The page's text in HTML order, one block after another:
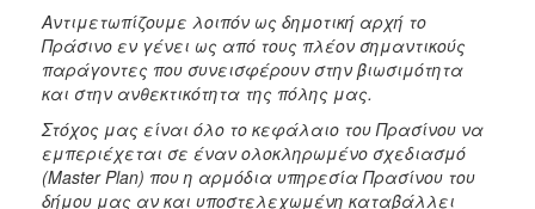
Αντιμετωπίζουμε λοιπόν ως δημοτική αρχή το
Πράσινο εν γένει ως από τους πλέον σημαντικούς
παράγοντες που συνεισφέρουν στην βιωσιμότητα
και στην ανθεκτικότητα της πόλης μας.
Στόχος μας είναι όλο το κεφάλαιο του Πρασίνου να
εμπεριέχεται σε έναν ολοκληρωμένο σχεδιασμό
(Master Plan) που η αρμόδια υπηρεσία Πρασίνου του
δήμου μας αν και υποστελεχωμένη καταβάλλει